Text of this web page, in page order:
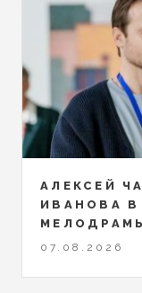
АЛЕКСЕЙ
ИВАНОВА В
07.08.2026